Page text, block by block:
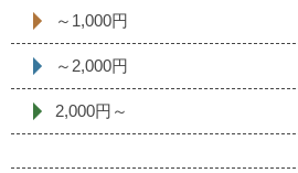
～1,000円
～2,000円
2,000円～